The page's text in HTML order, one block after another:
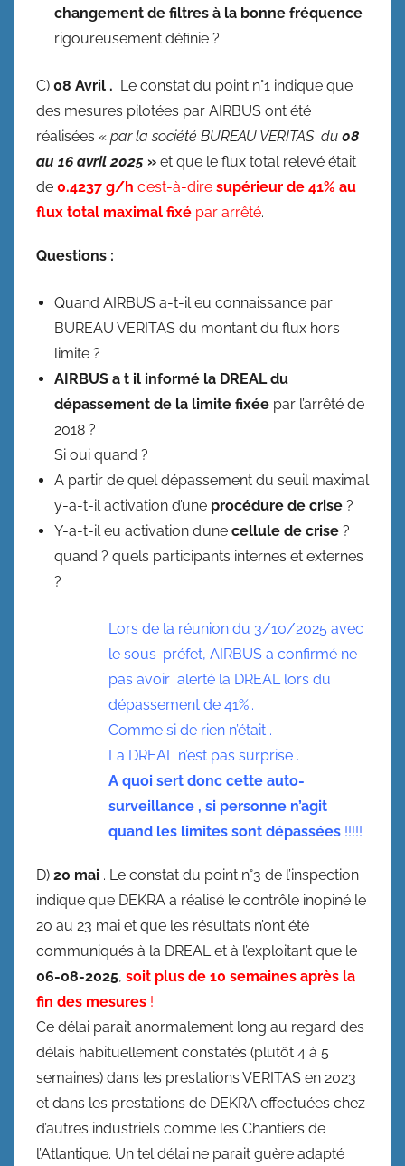
changement de filtres à la bonne fréquence
rigoureusement définie ?
C) 08 Avril . Le constat du point n°1 indique que
des mesures pilotées par AIRBUS ont été
réalisées « par la société BUREAU VERITAS du 08
au 16 avril 2025 » et que le flux total relevé était
de 0.4237 g/h c’est-à-dire supérieur de 41% au
flux total maximal fixé par arrêté.
Questions :
Quand AIRBUS a-t-il eu connaissance par
BUREAU VERITAS du montant du flux hors
limite ?
AIRBUS a t il informé la DREAL du
dépassement de la limite fixée par l’arrêté de
2018 ?
Si oui quand ?
A partir de quel dépassement du seuil maximal
y-a-t-il activation d’une procédure de crise ?
Y-a-t-il eu activation d’une cellule de crise ?
quand ? quels participants internes et externes
?
Lors de la réunion du 3/10/2025 avec
le sous-préfet, AIRBUS a confirmé ne
pas avoir alerté la DREAL lors du
dépassement de 41%..
Comme si de rien n’était .
La DREAL n’est pas surprise .
A quoi sert donc cette auto-
surveillance , si personne n’agit
quand les limites sont dépassées !!!!!
D) 20 mai . Le constat du point n°3 de l’inspection
indique que DEKRA a réalisé le contrôle inopiné le
20 au 23 mai et que les résultats n’ont été
communiqués à la DREAL et à l’exploitant que le
06-08-2025, soit plus de 10 semaines après la
fin des mesures !
Ce délai parait anormalement long au regard des
délais habituellement constatés (plutôt 4 à 5
semaines) dans les prestations VERITAS en 2023
et dans les prestations de DEKRA effectuées chez
d’autres industriels comme les Chantiers de
l’Atlantique. Un tel délai ne parait guère adapté